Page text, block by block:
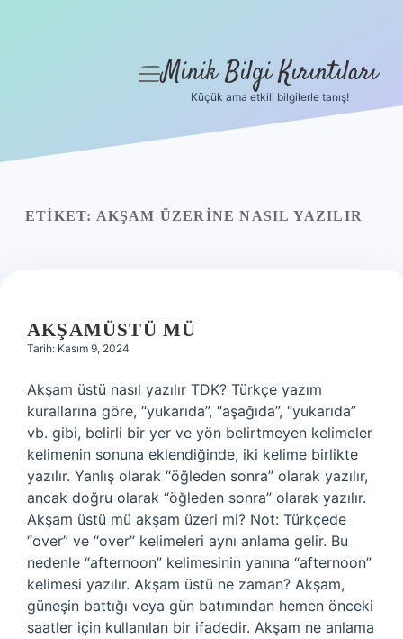
Yasal Uyarı
menüyü
Minik Bilgi Kırıntıları
Küçük ama etkili bilgilerle tanış!
ETIKET: AKŞAM ÜZERINE NASIL YAZILIR
AKŞAMÜSTÜ MÜ
Tarih: Kasım 9, 2024
Akşam üstü nasıl yazılır TDK? Türkçe yazım
kurallarına göre, “yukarıda”, “aşağıda”, “yukarıda”
vb. gibi, belirli bir yer ve yön belirtmeyen kelimeler
kelimenin sonuna eklendiğinde, iki kelime birlikte
yazılır. Yanlış olarak “öğleden sonra” olarak yazılır,
ancak doğru olarak “öğleden sonra” olarak yazılır.
Akşam üstü mü akşam üzeri mi? Not: Türkçede
“over” ve “over” kelimeleri aynı anlama gelir. Bu
nedenle “afternoon” kelimesinin yanına “afternoon”
kelimesi yazılır. Akşam üstü ne zaman? Akşam,
güneşin battığı veya gün batımından hemen önceki
saatler için kullanılan bir ifadedir. Akşam ne anlama